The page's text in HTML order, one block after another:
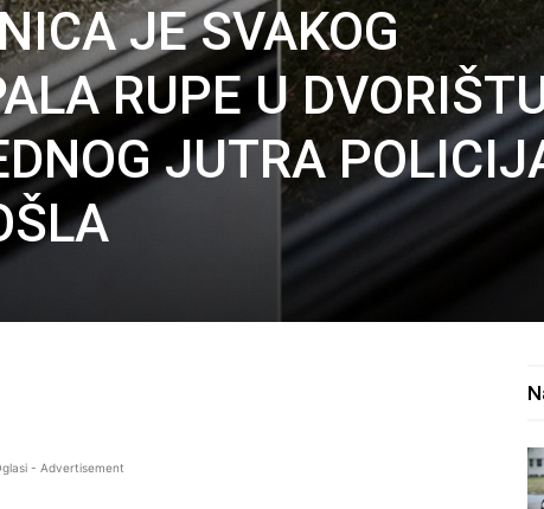
JE SVAKOG
RUPE U
JUTRA
- Advertisement